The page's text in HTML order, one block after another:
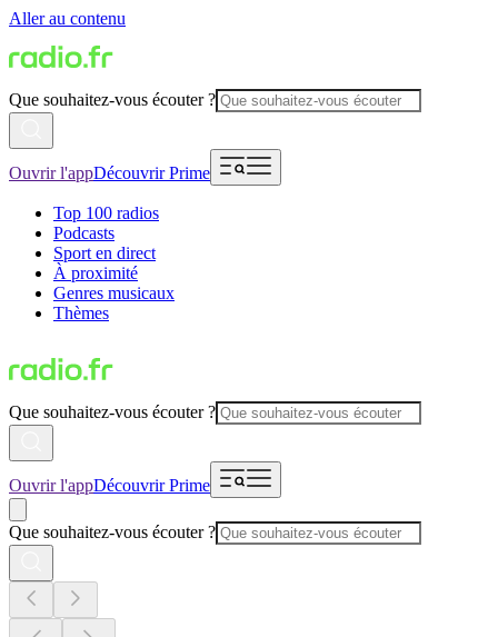
Aller au contenu
Que souhaitez-vous écouter ?
Ouvrir l'appDécouvrir Prime
Top 100 radios
Podcasts
Sport en direct
À proximité
Genres musicaux
Thèmes
Que souhaitez-vous écouter ?
Ouvrir l'appDécouvrir Prime
Que souhaitez-vous écouter ?